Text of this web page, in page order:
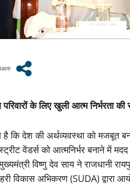
के लिए खुली आत्म निर्भरता की
कि देश की अर्थव्यवस्था को मजबूत
वेंडर्स को आत्मनिर्भर बनाने में
विष्णु देव साय ने राजधानी
विकास अभिकरण (SUDA) द्वारा